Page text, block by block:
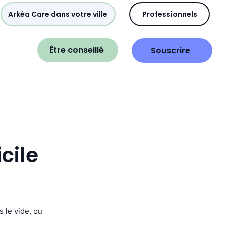
Arkéa Care dans votre ville Professionnels
Être conseillé Souscrire
le vide, ou